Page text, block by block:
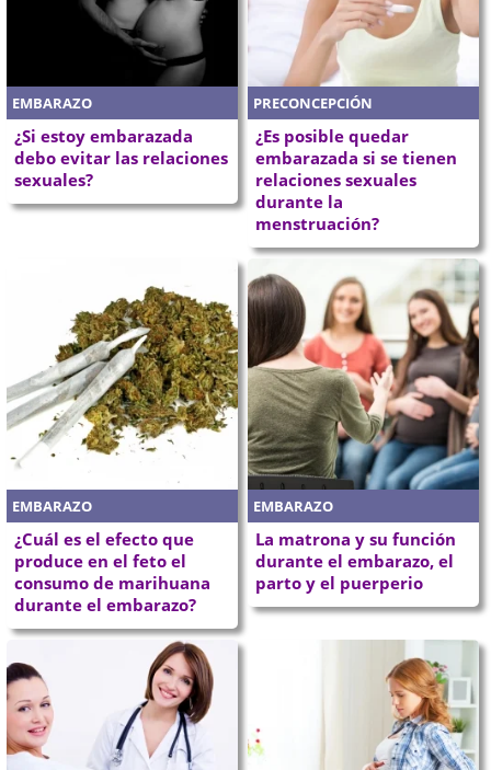
EMBARAZO
¿Si estoy embarazada
debo evitar las relaciones
sexuales?
PRECONCEPCIÓN
¿Es posible quedar
embarazada si se tienen
relaciones sexuales
durante la
menstruación?
EMBARAZO
¿Cuál es el efecto que
produce en el feto el
consumo de marihuana
durante el embarazo?
EMBARAZO
La matrona y su función
durante el embarazo, el
parto y el puerperio